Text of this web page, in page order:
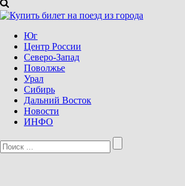
Юг
Центр России
Северо-Запад
Поволжье
Урал
Сибирь
Дальний Восток
Новости
ИНФО